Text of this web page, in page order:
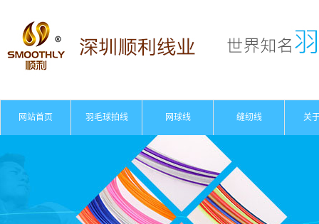
网站首页 羽毛球拍线 网球线 缝纫线 关